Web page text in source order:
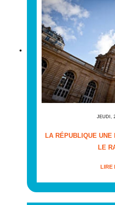
JEUDI,
LA RÉPUBLIQUE
LE
LIRE